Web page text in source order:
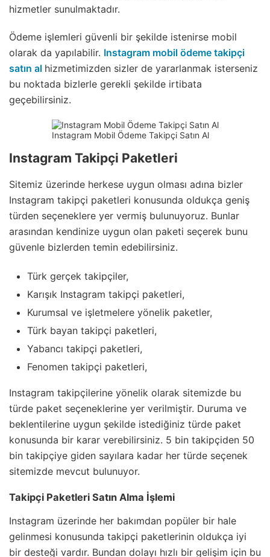
hizmetler sunulmaktadır.
Ödeme işlemleri güvenli bir şekilde istenirse mobil
olarak da yapılabilir. Instagram mobil ödeme takipçi
satın al hizmetimizden sizler de yararlanmak isterseniz
bu noktada bizlerle gerekli şekilde irtibata
geçebilirsiniz.
Instagram Mobil Ödeme Takipçi Satın Al
Instagram Takipçi Paketleri
Sitemiz üzerinde herkese uygun olması adına bizler
Instagram takipçi paketleri konusunda oldukça geniş
türden seçeneklere yer vermiş bulunuyoruz. Bunlar
arasından kendinize uygun olan paketi seçerek bunu
güvenle bizlerden temin edebilirsiniz.
Türk gerçek takipçiler,
Karışık Instagram takipçi paketleri,
Kurumsal ve işletmelere yönelik paketler,
Türk bayan takipçi paketleri,
Yabancı takipçi paketleri,
Fenomen takipçi paketleri,
Instagram takipçilerine yönelik olarak sitemizde bu
türde paket seçeneklerine yer verilmiştir. Duruma ve
beklentilerine uygun şekilde istediğiniz türde paket
konusunda bir karar verebilirsiniz. 5 bin takipçiden 50
bin takipçiye giden sayılara kadar her türde seçenek
sitemizde mevcut bulunuyor.
Takipçi Paketleri Satın Alma İşlemi
Instagram üzerinde her bakımdan popüler bir hale
gelinmesi konusunda takipçi paketlerinin oldukça iyi
bir desteği vardır. Bundan dolayı hızlı bir gelişim için bu